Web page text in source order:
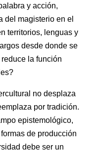
y acción,
del magisterio en el
territorios, lenguas y
desde donde se
la función
no desplaza
por tradición.
epistemológico,
de producción
debe ser un